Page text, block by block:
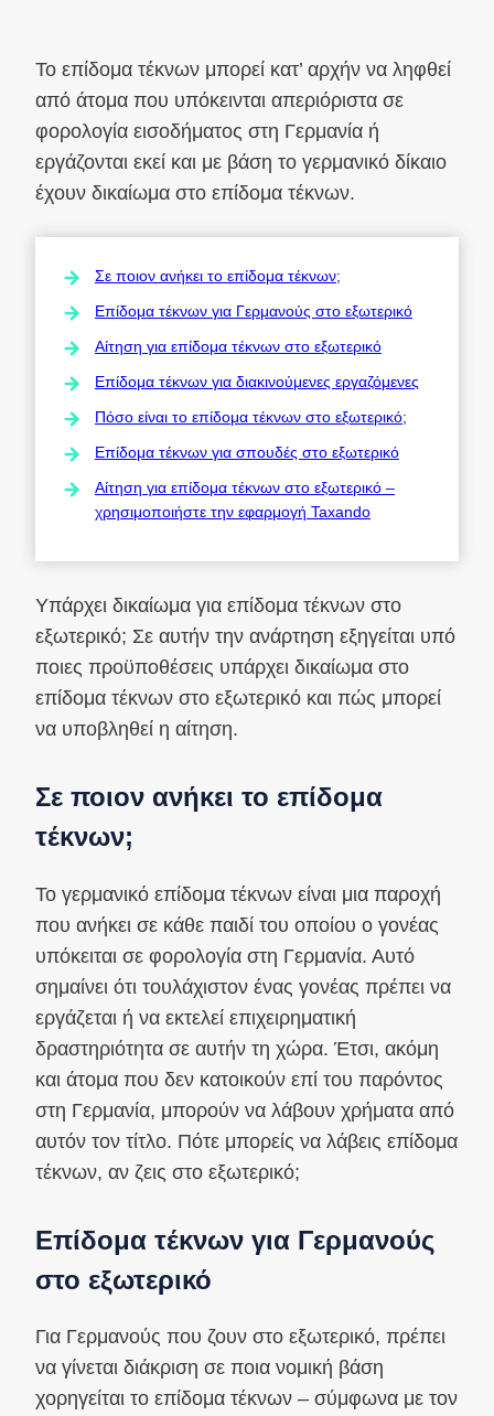
Το επίδομα τέκνων μπορεί κατ’ αρχήν να ληφθεί
από άτομα που υπόκεινται απεριόριστα σε
φορολογία εισοδήματος στη Γερμανία ή
εργάζονται εκεί και με βάση το γερμανικό δίκαιο
έχουν δικαίωμα στο επίδομα τέκνων.
Σε ποιον ανήκει το επίδομα τέκνων;
Επίδομα τέκνων για Γερμανούς στο εξωτερικό
Αίτηση για επίδομα τέκνων στο εξωτερικό
Επίδομα τέκνων για διακινούμενες εργαζόμενες
Πόσο είναι το επίδομα τέκνων στο εξωτερικό;
Επίδομα τέκνων για σπουδές στο εξωτερικό
Αίτηση για επίδομα τέκνων στο εξωτερικό –
χρησιμοποιήστε την εφαρμογή Taxando
Υπάρχει δικαίωμα για επίδομα τέκνων στο
εξωτερικό; Σε αυτήν την ανάρτηση εξηγείται υπό
ποιες προϋποθέσεις υπάρχει δικαίωμα στο
επίδομα τέκνων στο εξωτερικό και πώς μπορεί
να υποβληθεί η αίτηση.
Σε ποιον ανήκει το επίδομα
τέκνων;
Το γερμανικό επίδομα τέκνων είναι μια παροχή
που ανήκει σε κάθε παιδί του οποίου ο γονέας
υπόκειται σε φορολογία στη Γερμανία. Αυτό
σημαίνει ότι τουλάχιστον ένας γονέας πρέπει να
εργάζεται ή να εκτελεί επιχειρηματική
δραστηριότητα σε αυτήν τη χώρα. Έτσι, ακόμη
και άτομα που δεν κατοικούν επί του παρόντος
στη Γερμανία, μπορούν να λάβουν χρήματα από
αυτόν τον τίτλο. Πότε μπορείς να λάβεις επίδομα
τέκνων, αν ζεις στο εξωτερικό;
Επίδομα τέκνων για Γερμανούς
στο εξωτερικό
Για Γερμανούς που ζουν στο εξωτερικό, πρέπει
να γίνεται διάκριση σε ποια νομική βάση
χορηγείται το επίδομα τέκνων – σύμφωνα με τον